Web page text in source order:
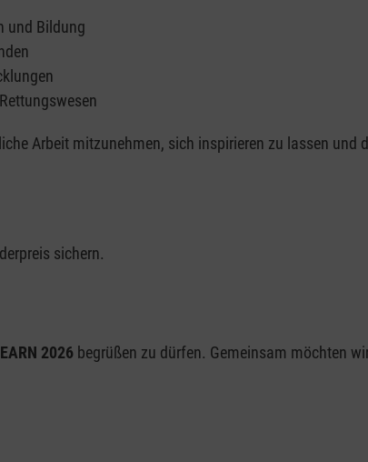
und Bildung
Arbeit mitzunehmen, sich inspirieren zu lassen
sichern.
2026 begrüßen zu dürfen. Gemeinsam möchten